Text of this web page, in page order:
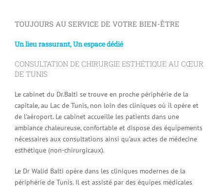
TOUJOURS AU SERVICE DE VOTRE BIEN-ÊTRE
Un lieu rassurant, Un espace dédié
CONSULTATION DE CHIRURGIE ESTHÉTIQUE AU CŒUR
DE TUNIS
Le cabinet du Dr.Balti se trouve en proche périphérie de la
capitale, au Lac de Tunis, non loin des cliniques où il opère et
de l’aéroport. Le cabinet accueille les patients dans une
ambiance chaleureuse, confortable et dispose des équipements
nécessaires aux consultations ainsi qu’aux actes de médecine
esthétique (non-chirurgicaux).
Le Dr Walid Balti opère dans les cliniques modernes de la
périphérie de Tunis. Il est assisté par des équipes médicales